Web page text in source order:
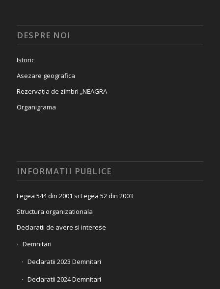
DESPRE NOI
Istoric
Asezare geografica
Rezervația de zimbri „NEAGRA
Organigrama
INFORMATII PUBLICE
Legea 544 din 2001 si Legea 52 din 2003
Structura organizationala
Declaratii de avere si interese
Demnitari
Declaratii 2023 Demnitari
Declaratii 2024 Demnitari